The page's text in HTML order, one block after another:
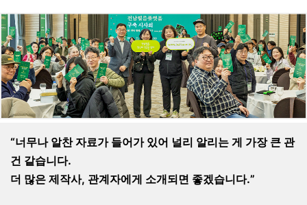
“너무나 알찬 자료가 들어가 있어 널리 알리는 게 가장 큰 관
건 같습니다.
더 많은 제작사, 관계자에게 소개되면 좋겠습니다.”